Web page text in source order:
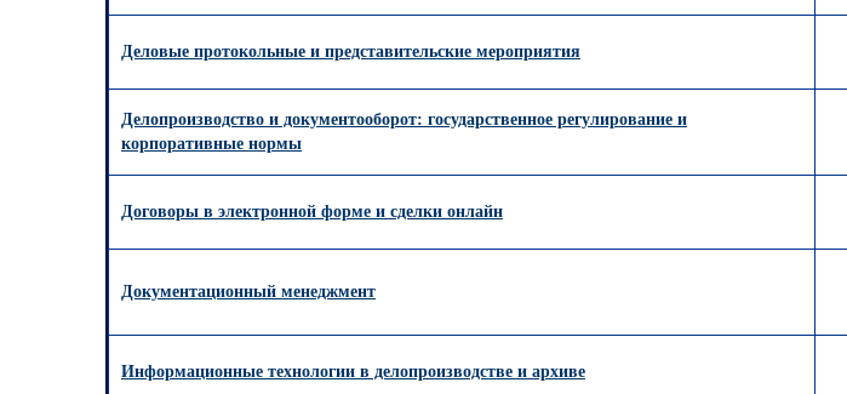
Деловые протокольные и представительские мероприятия
Делопроизводство и документооборот: государственное регулирование и
корпоративные нормы
Договоры в электронной форме и сделки онлайн
Документационный менеджмент
Информационные технологии в делопроизводстве и архиве